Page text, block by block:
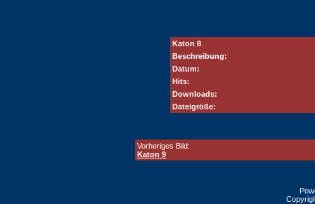
Katon 8
Beschreibung:
Datum:
Hits:
Downloads:
Dateigröße:
Vorheriges Bild:
Katon 9